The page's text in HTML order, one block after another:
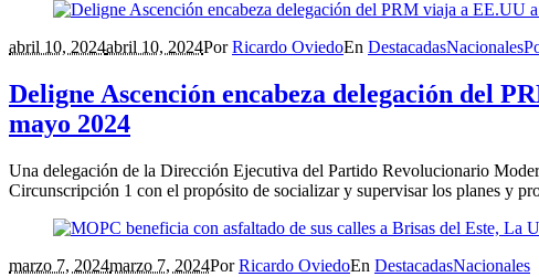
abril 10, 2024abril 10, 2024PorRicardo OviedoEn DestacadasNacionales
Deligne Ascención encabeza delegación del
mayo 2024
Una delegación de la Dirección Ejecutiva del Partido Revolucionario
Circunscripción 1 con el propósito de socializar y supervisar los planes y
marzo 7, 2024marzo 7, 2024PorRicardo OviedoEn DestacadasNacionales